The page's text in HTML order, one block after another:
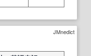
JMnedict